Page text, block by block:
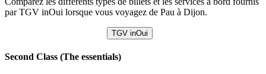
par TGV inOui lorsque vous voyagez de Pau à Dijon.
TGV inOui
Second Class (The essentials)